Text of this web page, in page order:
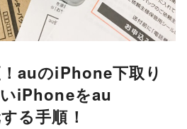
auのiPhone下取り
iPhoneをau
る手順！